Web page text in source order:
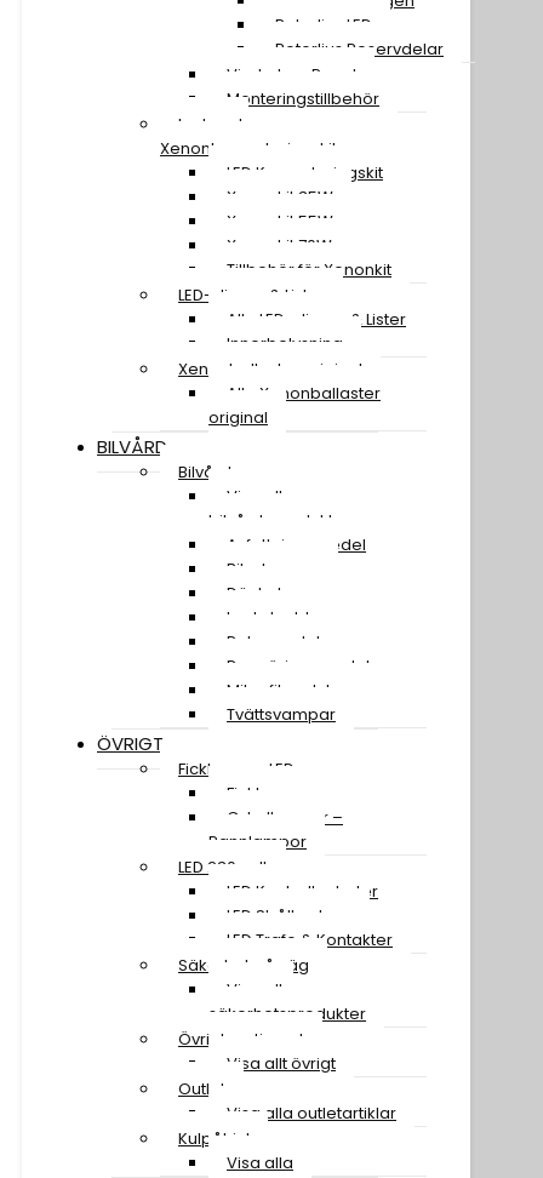
Rotorljus LED
Rotorljus Reservdelar
Vindruta – Panel
Monteringstillbehör
Led- och
Xenonkonverteringskit
LED Konverteringskit
Xenonkit 35W
Xenonkit 55W
Xenonkit 70W
Tillbehör för Xenonkit
LED-slingor & Lister
Alla LED-slingor & Lister
Innerbelysning
Xenonballaster original
Alla Xenonballaster
original
BILVÅRD
Bilvård
Visa alla
bilvårdsprodukter
Avfettningsmedel
Bilschampo
Däckglans
Lackskydd
Polermedel
Rengöringsmedel
Mikrofiberdukar
Tvättsvampar
ÖVRIGT
Ficklampor LED
Ficklampor
Cykellampor –
Pannlampor
LED 230 volt
LED Kontrollenheter
LED Strålkastare
LED Trafo & Kontakter
Säkerhet på väg
Visa alla
säkerhetsprodukter
Övrigt sortiment
Visa allt övrigt
Outlet
Visa alla outletartiklar
Kulpåhjul
Visa alla